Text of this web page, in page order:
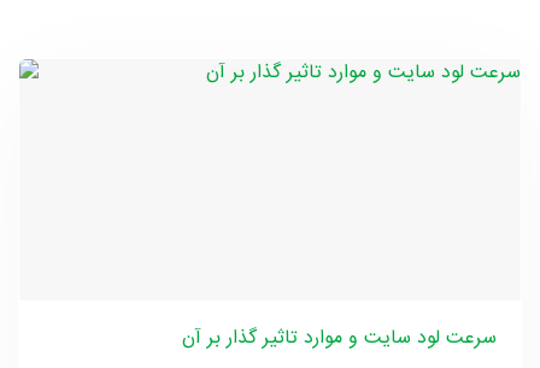
سرعت لود سایت و موارد تاثیر گذار بر آن